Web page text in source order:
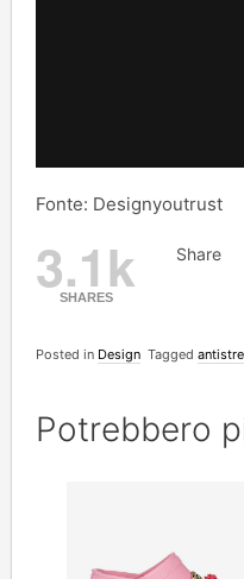
Fonte: Designyoutrust
3.1k
SHARES
Share
Posted in Design Tagged
Potrebbero